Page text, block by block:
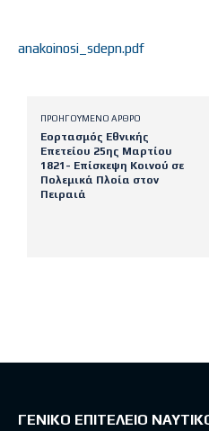
anakoinosi_sdepn.pdf
ΠΡΟΗΓΟΎΜΕΝΟ ΆΡΘΡΟ
Εορτασμός Εθνικής
Επετείου 25ης Μαρτίου
1821- Επίσκεψη Κοινού σε
Πολεμικά Πλοία στον
Πειραιά
ΓΕΝΙΚΟ ΕΠΙΤΕΛΕΙΟ